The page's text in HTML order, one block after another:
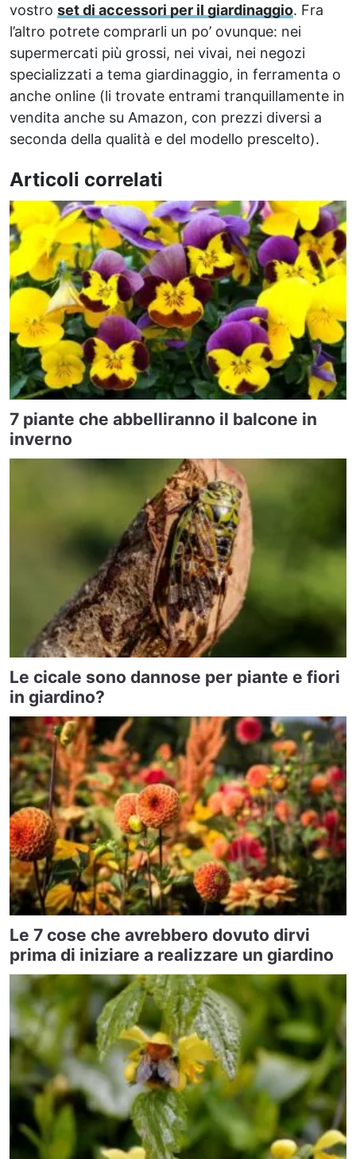
vostro set di accessori per il giardinaggio. Fra
l’altro potrete comprarli un po’ ovunque: nei
supermercati più grossi, nei vivai, nei negozi
specializzati a tema giardinaggio, in ferramenta o
anche online (li trovate entrami tranquillamente in
vendita anche su Amazon, con prezzi diversi a
seconda della qualità e del modello prescelto).
Articoli correlati
7 piante che abbelliranno il balcone in
inverno
Le cicale sono dannose per piante e fiori
in giardino?
Le 7 cose che avrebbero dovuto dirvi
prima di iniziare a realizzare un giardino